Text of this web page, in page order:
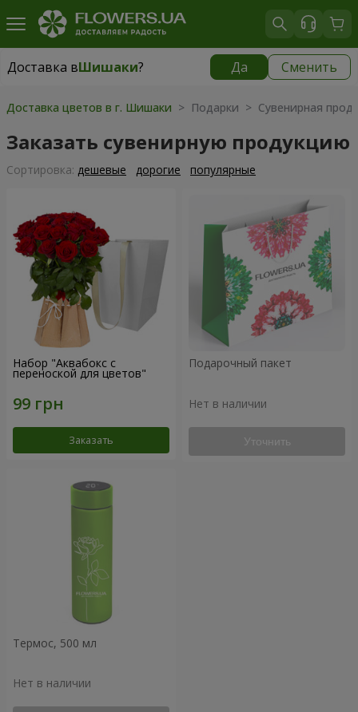
Доставка вШишаки? Да Сменить
Доставка вШишаки|
Доставка цветов в г. Шишаки > Подарки > Сувенирная
Заказать сувенирную продукцию
Cортировка: дешевые дорогие популярные
Набор "Аквабокс с
переноской для цветов"
Заказать
Подарочный пакет
Нет в наличии
Уточнить
Термос, 500 мл
Нет в наличии